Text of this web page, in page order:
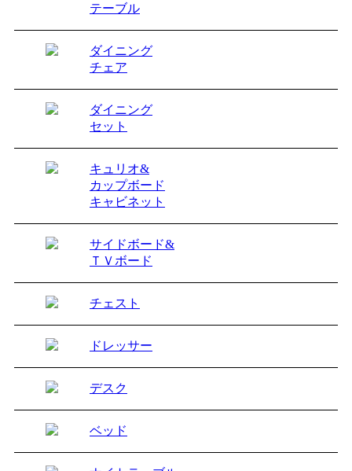
テーブル
ダイニング
チェア
ダイニング
セット
キュリオ&
カップボード
キャビネット
サイドボード&
ＴＶボード
チェスト
ドレッサー
デスク
ベッド